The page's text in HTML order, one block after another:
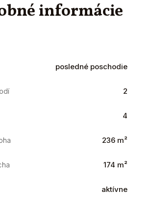
informácie
posledné poschodie
2
4
236 m²
174 m²
aktívne